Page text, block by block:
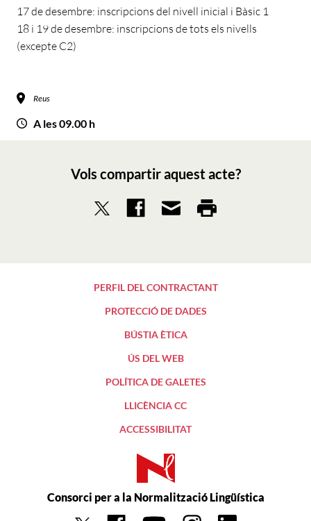
17 de desembre: inscripcions del nivell inicial i Bàsic 1
18 i 19 de desembre: inscripcions de tots els nivells
(excepte C2)
Reus
A les 09.00 h
Vols compartir aquest acte?
PERFIL DEL CONTRACTANT
PROTECCIÓ DE DADES
BÚSTIA ÈTICA
ÚS DEL WEB
POLÍTICA DE GALETES
LLICÈNCIA CC
ACCESSIBILITAT
Consorci per a la Normalització Lingüística